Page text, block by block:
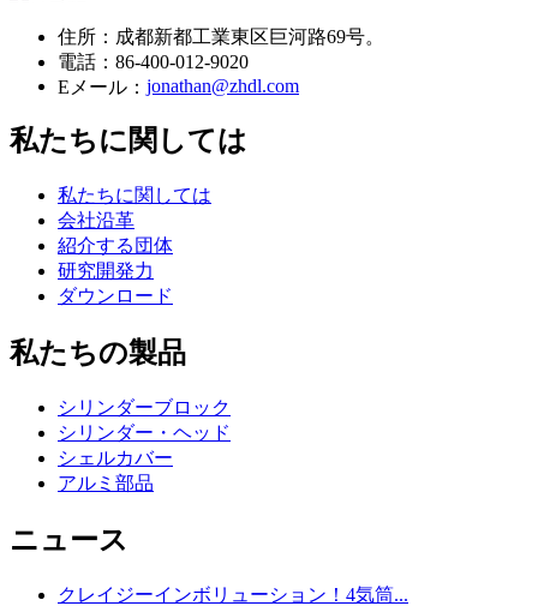
住所：成都新都工業東区巨河路69号。
電話： 86-400-012-9020
Eメール： jonathan@zhdl.com
私たちに関しては
私たちに関しては
会社沿革
紹介する団体
研究開発力
ダウンロード
私たちの製品
シリンダーブロック
シリンダー・ヘッド
シェルカバー
アルミ部品
ニュース
クレイジーインボリューション！4気筒...